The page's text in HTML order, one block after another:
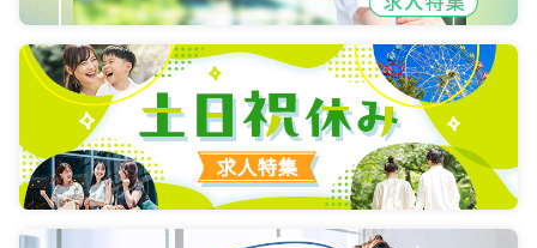
給与 23.4万円〜/月 賞与80.1万円
時間 8:30～17:30
4週8休以上
ブランク可
第二新卒可
月給23万円以上可
気になる 詳細を見る